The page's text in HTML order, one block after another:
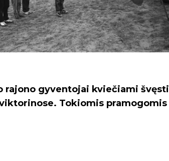
rajono gyventojai kviečiami švęsti
Tokiomis pramogomis